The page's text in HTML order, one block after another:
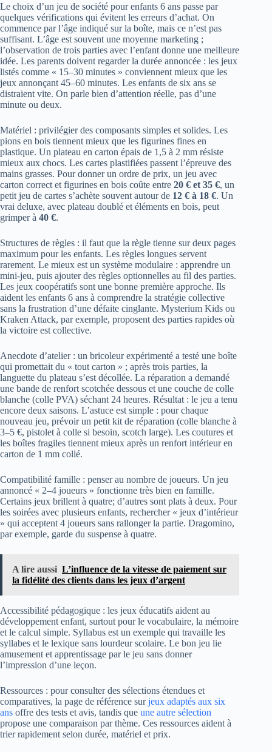
Le choix d’un jeu de société pour enfants 6 ans passe par
quelques vérifications qui évitent les erreurs d’achat. On
commence par l’âge indiqué sur la boîte, mais ce n’est pas
suffisant. L’âge est souvent une moyenne marketing ;
l’observation de trois parties avec l’enfant donne une meilleure
idée. Les parents doivent regarder la durée annoncée : les jeux
listés comme « 15–30 minutes » conviennent mieux que les
jeux annonçant 45–60 minutes. Les enfants de six ans se
distraient vite. On parle bien d’attention réelle, pas d’une
minute ou deux.
Matériel : privilégier des composants simples et solides. Les
pions en bois tiennent mieux que les figurines fines en
plastique. Un plateau en carton épais de 1,5 à 2 mm résiste
mieux aux chocs. Les cartes plastifiées passent l’épreuve des
mains grasses. Pour donner un ordre de prix, un jeu avec
carton correct et figurines en bois coûte entre 20 € et 35 €, un
petit jeu de cartes s’achète souvent autour de 12 € à 18 €. Un
vrai deluxe, avec plateau doublé et éléments en bois, peut
grimper à 40 €.
Structures de règles : il faut que la règle tienne sur deux pages
maximum pour les enfants. Les règles longues servent
rarement. Le mieux est un système modulaire : apprendre un
mini-jeu, puis ajouter des règles optionnelles au fil des parties.
Les jeux coopératifs sont une bonne première approche. Ils
aident les enfants 6 ans à comprendre la stratégie collective
sans la frustration d’une défaite cinglante. Mysterium Kids ou
Kraken Attack, par exemple, proposent des parties rapides où
la victoire est collective.
Anecdote d’atelier : un bricoleur expérimenté a testé une boîte
qui promettait du « tout carton » ; après trois parties, la
languette du plateau s’est décollée. La réparation a demandé
une bande de renfort scotchée dessous et une couche de colle
blanche (colle PVA) séchant 24 heures. Résultat : le jeu a tenu
encore deux saisons. L’astuce est simple : pour chaque
nouveau jeu, prévoir un petit kit de réparation (colle blanche à
3–5 €, pistolet à colle si besoin, scotch large). Les coutures et
les boîtes fragiles tiennent mieux après un renfort intérieur en
carton de 1 mm collé.
Compatibilité famille : penser au nombre de joueurs. Un jeu
annoncé « 2–4 joueurs » fonctionne très bien en famille.
Certains jeux brillent à quatre; d’autres sont plats à deux. Pour
les soirées avec plusieurs enfants, rechercher « jeux d’intérieur
» qui acceptent 4 joueurs sans rallonger la partie. Dragomino,
par exemple, garde du suspense à quatre.
A lire aussi L’influence de la vitesse de paiement sur
la fidélité des clients dans les jeux d’argent
Accessibilité pédagogique : les jeux éducatifs aident au
développement enfant, surtout pour le vocabulaire, la mémoire
et le calcul simple. Syllabus est un exemple qui travaille les
syllabes et le lexique sans lourdeur scolaire. Le bon jeu lie
amusement et apprentissage par le jeu sans donner
l’impression d’une leçon.
Ressources : pour consulter des sélections étendues et
comparatives, la page de référence surjeux adaptés aux six
ans offre des tests et avis, tandis que une autre sélection
propose une comparaison par thème. Ces ressources aident à
trier rapidement selon durée, matériel et prix.